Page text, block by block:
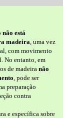
está
madeira , uma vez
com movimento
No entanto, em
de madeira não
, pode ser
preparação
contra
e específica sobre